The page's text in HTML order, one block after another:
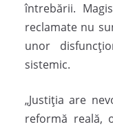
întrebării.
reclamate nu
unor
sistemic.
„Justiția are
reformă reală,